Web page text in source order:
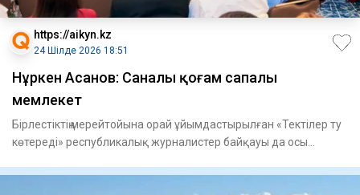
https://aikyn.kz
24 Шілде 2026 18:51
Нұркен Асанов: Саналы қоғам сапалы
мемлекет
Бірлестіктің мерейтойына орай ұйымдастырылған «Тектілер ту
көтереді» республикалық журналистер байқауы да осы